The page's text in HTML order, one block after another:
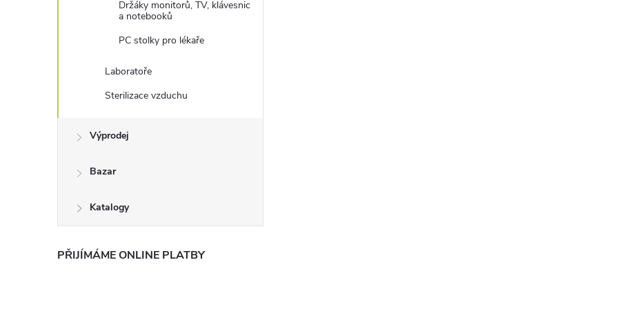
Držáky monitorů, TV, klávesnic
a notebooků
PC stolky pro lékaře
Laboratoře
Sterilizace vzduchu
Výprodej
Bazar
Katalogy
PŘIJÍMÁME ONLINE PLATBY